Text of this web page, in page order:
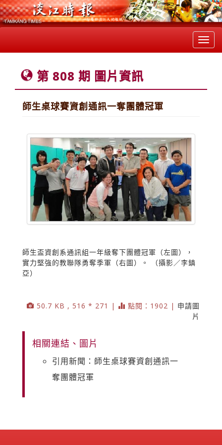
第 808 期 圖片資訊
師生桌球賽資創通訊一奪團體冠軍
師生盃資創系通訊組一年級奪下團體冠軍（左圖），
實力堅強的教聯隊勇奪季軍（右圖）。 （攝影／李鎮
亞）
50.7 KB , 516 * 271 | 點閱：1902 | 申請圖
片
相關連結、圖片
引用新聞：師生桌球賽資創通訊一
奪團體冠軍